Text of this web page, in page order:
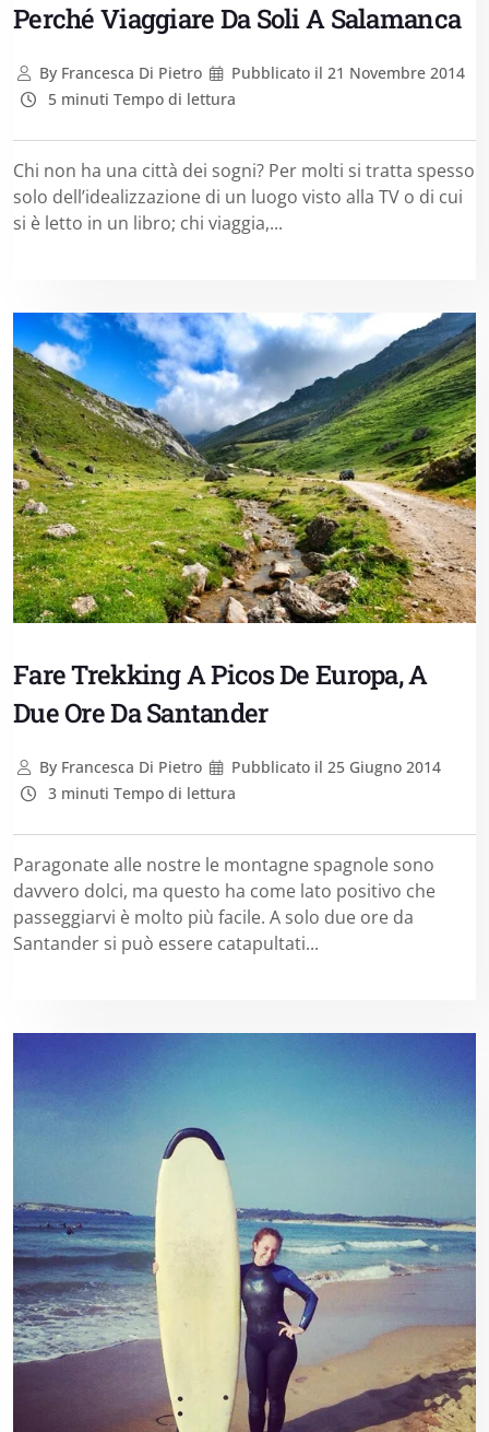
Perché Viaggiare Da Soli A Salamanca
ByFrancesca Di Pietro Pubblicato il 21 Novembre 2014
5 minuti Tempo di lettura
Chi non ha una città dei sogni? Per molti si tratta spesso
solo dell’idealizzazione di un luogo visto alla TV o di cui
si è letto in un libro; chi viaggia,...
Fare Trekking A Picos De Europa, A
Due Ore Da Santander
ByFrancesca Di Pietro Pubblicato il 25 Giugno 2014
3 minuti Tempo di lettura
Paragonate alle nostre le montagne spagnole sono
davvero dolci, ma questo ha come lato positivo che
passeggiarvi è molto più facile. A solo due ore da
Santander si può essere catapultati...